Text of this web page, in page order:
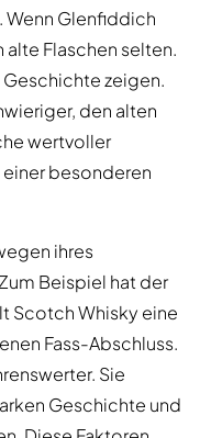
Wenn Glenfiddich
Flaschen selten.
zeigen.
den alten
wertvoller
besonderen
ihres
Beispiel hat der
Scotch Whisky eine
Fass-Abschluss.
Sie
Geschichte und